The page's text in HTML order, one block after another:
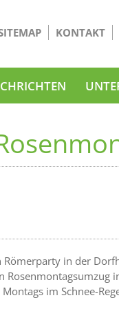
KONTAKT
in der
im Schnee-